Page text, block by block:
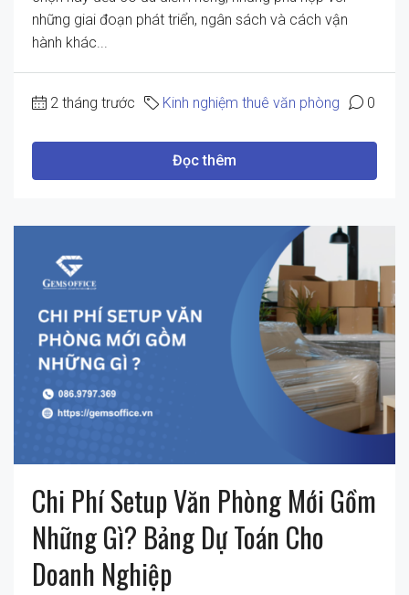
những giai đoạn phát triển, ngân sách và cách vận
hành khác...
2 tháng trước Kinh nghiệm thuê văn phòng 0
Đọc thêm
Chi Phí Setup Văn Phòng Mới Gồm
Những Gì? Bảng Dự Toán Cho
Doanh Nghiệp